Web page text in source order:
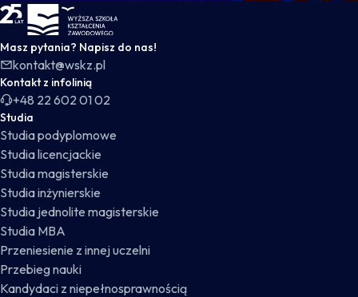
WSKZ - strona główna
Masz pytania? Napisz do nas!
kontakt@wskz.pl
Kontakt z infolinią
+48 22 602 01 02
Studia
Studia podyplomowe
Studia licencjackie
Studia magisterskie
Studia inżynierskie
Studia jednolite magisterskie
Studia MBA
Przeniesienie z innej uczelni
Przebieg nauki
Kandydaci z niepełnosprawnością